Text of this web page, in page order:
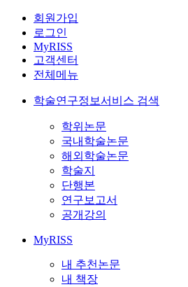
회원가입
로그인
MyRISS
고객센터
전체메뉴
학술연구정보서비스 검색
학위논문
국내학술논문
해외학술논문
학술지
단행본
연구보고서
공개강의
MyRISS
내 추천논문
내 책장